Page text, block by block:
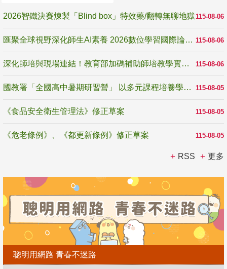
115-08-06
2026智鐵決賽煉製「Blind box」特效藥/翻轉無聊地獄
115-08-06
匯聚全球視野深化師生AI素養 2026數位學習國際論壇高雄登場
115-08-06
深化師培與現場連結！教育部加碼補助師培教學實踐研究 10月師培國際研討會交流教學實踐經驗
115-08-05
國教署「全國高中暑期研習營」 以多元課程培養學生瞭解誠信專業與倫理價值
115-08-05
《食品安全衛生管理法》修正草案
115-08-05
《危老條例》、《都更新條例》修正草案
RSS 更多
聰明用網路 青春不迷路